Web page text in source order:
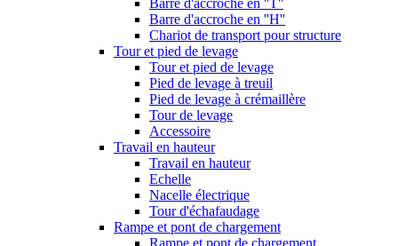
Barre d'accroche en ''T''
Barre d'accroche en ''H''
Chariot de transport pour structure
Tour et pied de levage
Tour et pied de levage
Pied de levage à treuil
Pied de levage à crémaillère
Tour de levage
Accessoire
Travail en hauteur
Travail en hauteur
Echelle
Nacelle électrique
Tour d'échafaudage
Rampe et pont de chargement